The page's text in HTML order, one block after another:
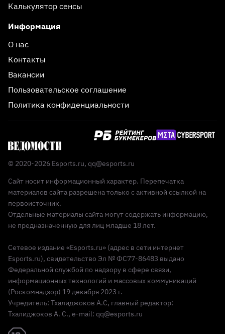
Калькулятор сенсы
Информация
О нас
Контакты
Вакансии
Пользовательское соглашение
Политика конфиденциальности
© 2020-2026 Esports.ru, qq@esports.ru
Сайт носит информационный характер. Перепечатка
материалов сайта разрешена только с активной ссылкой на
первоисточник.
Отдельные материалы сайта могут содержать информацию,
не предназначенную для лиц младше 18 лет.
Сетевое издание «Esports.ru» (адрес в сети интернет
Esports.ru), свидетельство Эл № ФС77-86483 выдано
Федеральной службой по надзору в сфере связи,
информационных технологий и массовых коммуникаций
(Роскомнадзор) 19 декабря 2023 г.
Учредитель: Тхалиджоков А.С, главный редактор:
Тхалиджоков А. С., e-mail: qq@esports.ru